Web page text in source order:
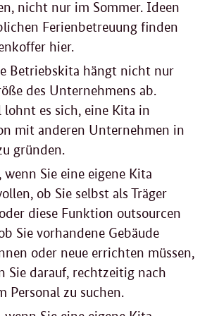
nicht nur im Sommer. Ideen
Ferienbetreuung finden
hier.
Betriebskita hängt nicht nur
des Unternehmens ab.
lohnt es sich, eine Kita in
mit anderen Unternehmen in
gründen.
wenn Sie eine eigene Kita
ob Sie selbst als Träger
diese Funktion outsourcen
Sie vorhandene Gebäude
oder neue errichten müssen,
Sie darauf, rechtzeitig nach
Personal zu suchen.